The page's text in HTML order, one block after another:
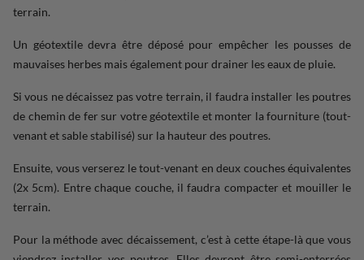
terrain.
Un géotextile devra être déposé pour empêcher les pousses de
mauvaises herbes mais également pour drainer les eaux de pluie.
Si vous ne décaissez pas votre terrain, il faudra installer les poutres
de chemin de fer sur votre géotextile et monter la fourniture (tout-
venant et sable stabilisé) sur la hauteur des poutres.
Ensuite, vous verserez le tout-venant en deux couches équivalentes
(2x 5cm). Entre chaque couche, il faudra compacter et mouiller le
terrain.
Pour la méthode avec décaissement, c’est à cette étape-là que vous